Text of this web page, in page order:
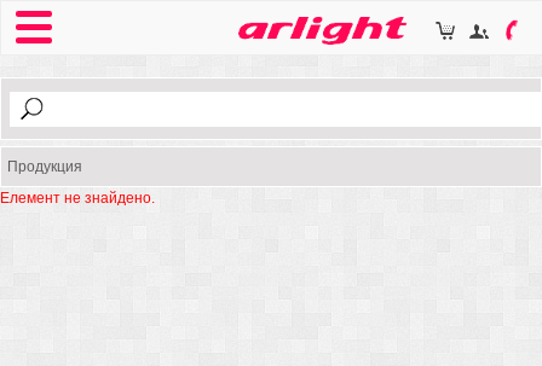
Продукция
Елемент не знайдено.